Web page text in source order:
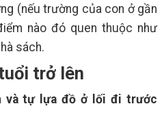
(nếu trường của con ở gần
nào đó quen thuộc như
sách.
trở lên
và tự lựa đồ ở lối đi trước